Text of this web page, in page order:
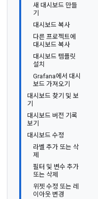
새 대시보드 만들
기
대시보드 복사
다른 프로젝트에
대시보드 복사
대시보드 템플릿
설치
Grafana에서 대시
보드 가져오기
대시보드 찾기 및 보
기
대시보드 버전 기록
보기
대시보드 수정
라벨 추가 또는 삭
제
필터 및 변수 추가
또는 삭제
위젯 수정 또는 레
이아웃 변경